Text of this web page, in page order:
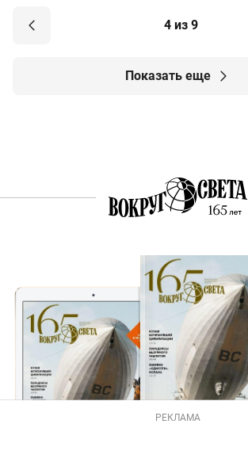
4 из 9
Показать еще
РЕКЛАМА